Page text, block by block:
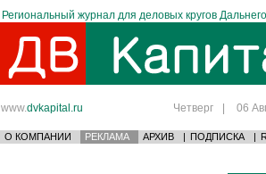
Региональный журнал для деловых кругов
www.dvkapital.ru Четверг | 06
О КОМПАНИИ РЕКЛАМА АРХИВ | ПОДПИСКА |